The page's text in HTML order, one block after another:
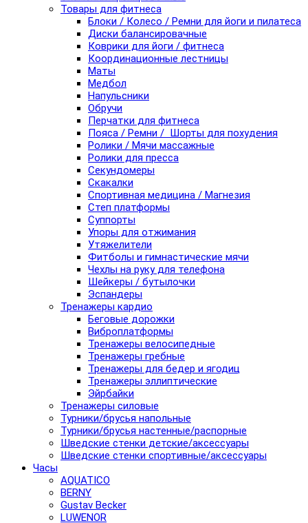
Товары для фитнеса
Блоки / Колесо / Ремни для йоги и пилатеса
Диски балансировачные
Коврики для йоги / фитнеса
Координационные лестницы
Маты
Медбол
Напульсники
Обручи
Перчатки для фитнеса
Пояса / Ремни / Шорты для похудения
Ролики / Мячи массажные
Ролики для пресса
Секундомеры
Скакалки
Спортивная медицина / Магнезия
Степ платформы
Суппорты
Упоры для отжимания
Утяжелители
Фитболы и гимнастические мячи
Чехлы на руку для телефона
Шейкеры / бутылочки
Эспандеры
Тренажеры кардио
Беговые дорожки
Виброплатформы
Тренажеры велосипедные
Тренажеры гребные
Тренажеры для бедер и ягодиц
Тренажеры эллиптические
Эйрбайки
Тренажеры силовые
Турники/брусья напольные
Турники/брусья настенные/распорные
Шведские стенки детские/аксессуары
Шведские стенки спортивные/аксессуары
Часы
AQUATICO
BERNY
Gustav Becker
LUWENOR